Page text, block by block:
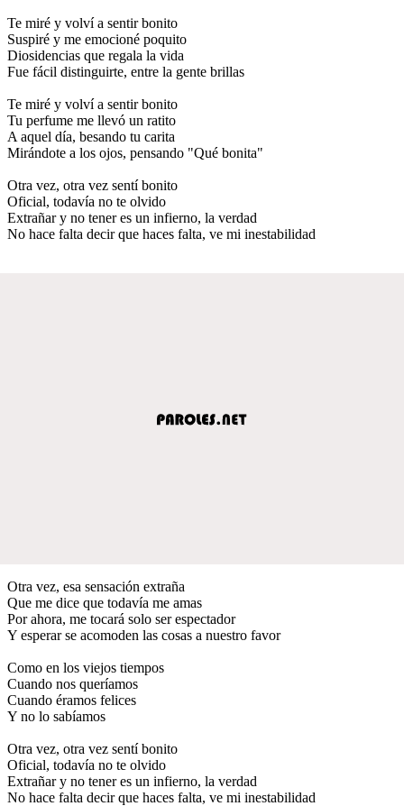
Te miré y volví a sentir bonito
Suspiré y me emocioné poquito
Diosidencias que regala la vida
Fue fácil distinguirte, entre la gente brillas
Te miré y volví a sentir bonito
Tu perfume me llevó un ratito
A aquel día, besando tu carita
Mirándote a los ojos, pensando "Qué bonita"
Otra vez, otra vez sentí bonito
Oficial, todavía no te olvido
Extrañar y no tener es un infierno, la verdad
No hace falta decir que haces falta, ve mi inestabilidad
Otra vez, esa sensación extraña
Que me dice que todavía me amas
Por ahora, me tocará solo ser espectador
Y esperar se acomoden las cosas a nuestro favor
Como en los viejos tiempos
Cuando nos queríamos
Cuando éramos felices
Y no lo sabíamos
Otra vez, otra vez sentí bonito
Oficial, todavía no te olvido
Extrañar y no tener es un infierno, la verdad
No hace falta decir que haces falta, ve mi inestabilidad